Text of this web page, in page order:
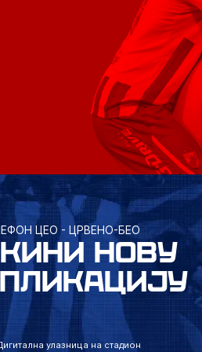
ЦЕО - ЦРВЕНО-БЕО
НОВУ
улазница на стадион